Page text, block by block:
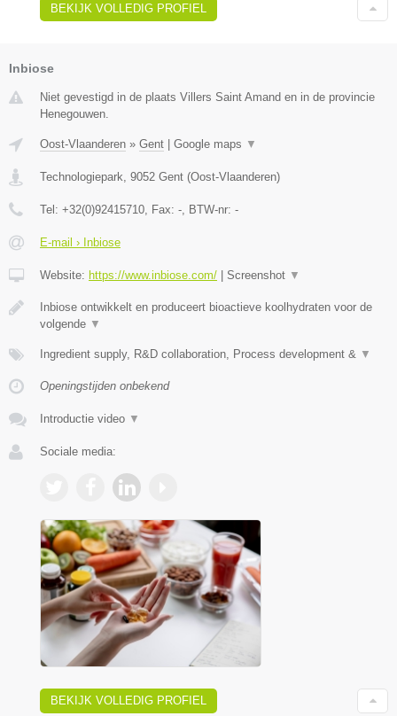
BEKIJK VOLLEDIG PROFIEL
Inbiose
Niet gevestigd in de plaats Villers Saint Amand en in de provincie
Henegouwen.
Oost-Vlaanderen » Gent Google maps ▼
Technologiepark 9052 Gent (Oost-Vlaanderen)
Tel: +32(0)92415710 , Fax: - , BTW-nr: -
E-mail › Inbiose
Website: https://www.inbiose.com/ Screenshot ▼
Inbiose ontwikkelt en produceert bioactieve koolhydraten voor de
volgende ▼
Ingredient supply, R&D collaboration, Process development & ▼
Openingstijden onbekend
Introductie video ▼
Sociale media:
BEKIJK VOLLEDIG PROFIEL